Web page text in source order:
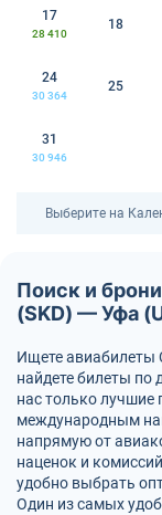
17
28 410
18
24
30 364
25
31
30 946
Выберите на
Поиск и
(SKD) — Уфа
Ищете авиабилеты
найдете билеты по
нас только лучшие
международным
напрямую от
наценок и
удобно выбрать
Один из самых